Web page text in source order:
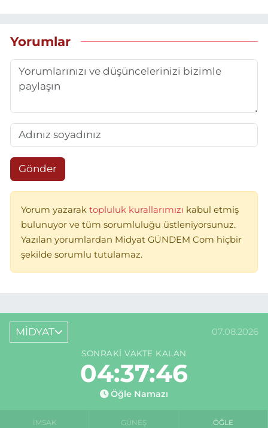
Yorumlar
Gönder
Yorum yazarak topluluk kurallarımızı kabul etmiş
bulunuyor ve tüm sorumluluğu üstleniyorsunuz.
Yazılan yorumlardan Midyat GÜNDEM Com hiçbir
şekilde sorumlu tutulamaz.
MİDYAT 07.08.2026
SONRAKI VAKTE KALAN
04:37:46
Öğle Namazı
İMSAK GÜNEŞ ÖĞLE